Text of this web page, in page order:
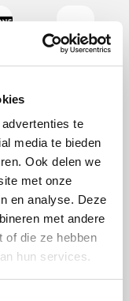
te
media te bieden
Ook delen we
met onze
en analyse. Deze
met andere
of die ze hebben
hun services.
Interhome